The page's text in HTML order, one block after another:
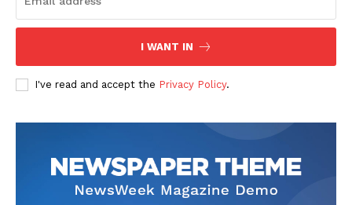
About
Subscription Plans
My account
I WANT IN
I've read and accept the Privacy Policy.